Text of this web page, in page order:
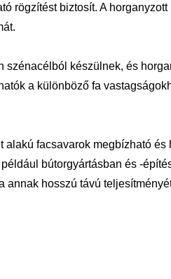
rögzítést biztosít. A
készülnek, és
a különböző fa
facsavarok megbízható és
bútorgyártásban és -
annak hosszú távú